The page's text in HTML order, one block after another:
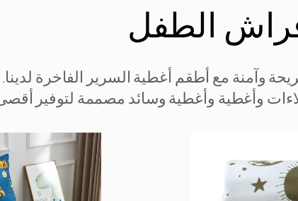
الطفل
وآمنة مع أطقم أغطية السرير الفاخرة
وأغطية وأغطية وسائد مصممة لتوفير